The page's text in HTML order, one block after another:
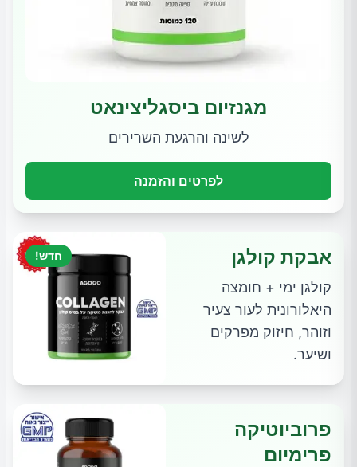
מגנזיום ביסגליצינאט
לשינה והרגעת השרירים
לפרטים והזמנה
חדש! אבקת קולגן
קולגן ימי + חומצה
היאלורונית לעור צעיר
וזוהר, חיזוק מפרקים
ושיער.
פרוביוטיקה
פרימיום